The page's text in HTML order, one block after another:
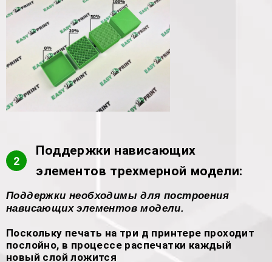
2
Поддержки нависающих
элементов трехмерной модели:
Поддержки необходимы для построения
нависающих элементов модели.
Поскольку печать на три д принтере проходит
послойно, в процессе распечатки каждый
новый слой ложится